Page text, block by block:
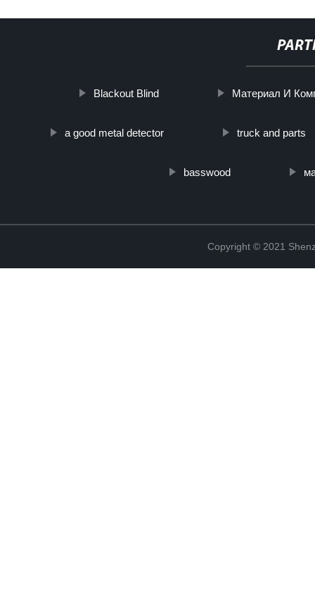
Blackout Blind Материал И
a good metal detector truck and parts
basswood
Copyright © 2021